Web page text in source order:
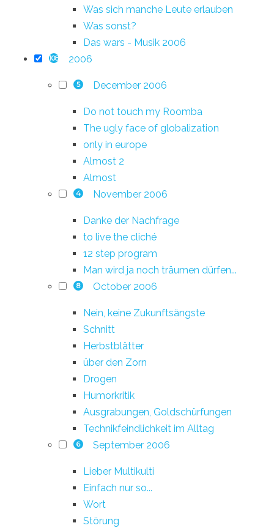
Was sich manche Leute erlauben
Was sonst?
Das wars - Musik 2006
108 2006
5 December 2006
Do not touch my Roomba
The ugly face of globalization
only in europe
Almost 2
Almost
4 November 2006
Danke der Nachfrage
to live the cliché
12 step program
Man wird ja noch träumen dürfen...
8 October 2006
Nein, keine Zukunftsängste
Schnitt
Herbstblätter
über den Zorn
Drogen
Humorkritik
Ausgrabungen, Goldschürfungen
Technikfeindlichkeit im Alltag
6 September 2006
Lieber Multikulti
Einfach nur so...
Wort
Störung